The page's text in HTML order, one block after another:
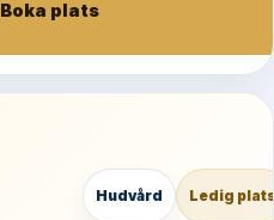
Boka plats
Hudvård Ledig